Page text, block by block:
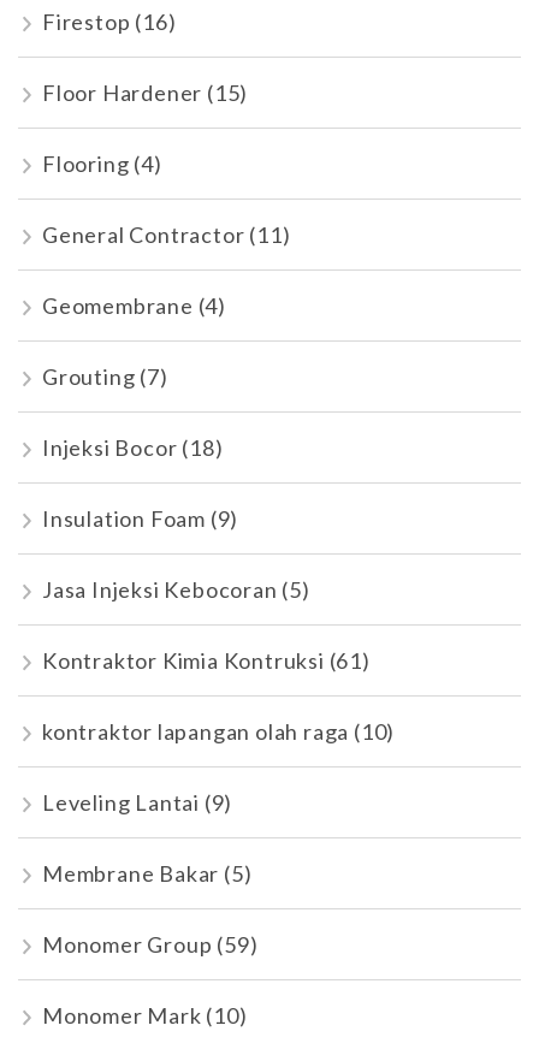
Firestop (16)
Floor Hardener (15)
Flooring (4)
General Contractor (11)
Geomembrane (4)
Grouting (7)
Injeksi Bocor (18)
Insulation Foam (9)
Jasa Injeksi Kebocoran (5)
Kontraktor Kimia Kontruksi (61)
kontraktor lapangan olah raga (10)
Leveling Lantai (9)
Membrane Bakar (5)
Monomer Group (59)
Monomer Mark (10)